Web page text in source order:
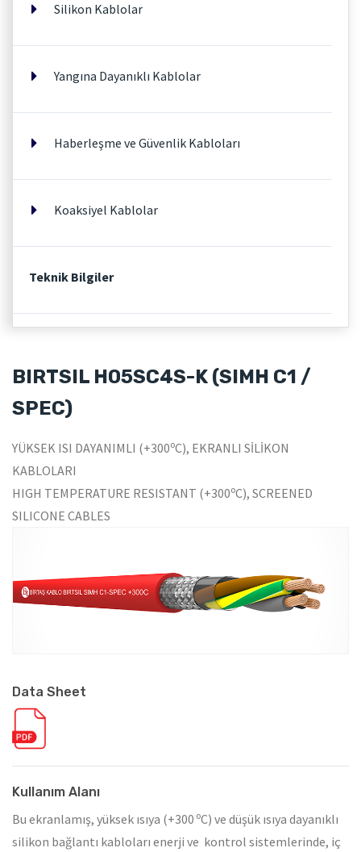
BIRTSIL H05SC4S-K (SIMH C1 /
SPEC)
YÜKSEK ISI DAYANIMLI (+300oC), EKRANLI SİLİKON
KABLOLARI
HIGH TEMPERATURE RESISTANT (+300oC), SCREENED
SILICONE CABLES
Data Sheet
Kullanım Alanı
Bu ekranlamış, yüksek ısıya (+300 oC) ve düşük ısıya dayanıklı
silikon bağlantı kabloları enerji ve kontrol sistemlerinde, iç
Silikon Kablolar
Yangına Dayanıklı Kablolar
Haberleşme ve Güvenlik Kabloları
Koaksiyel Kablolar
Teknik Bilgiler